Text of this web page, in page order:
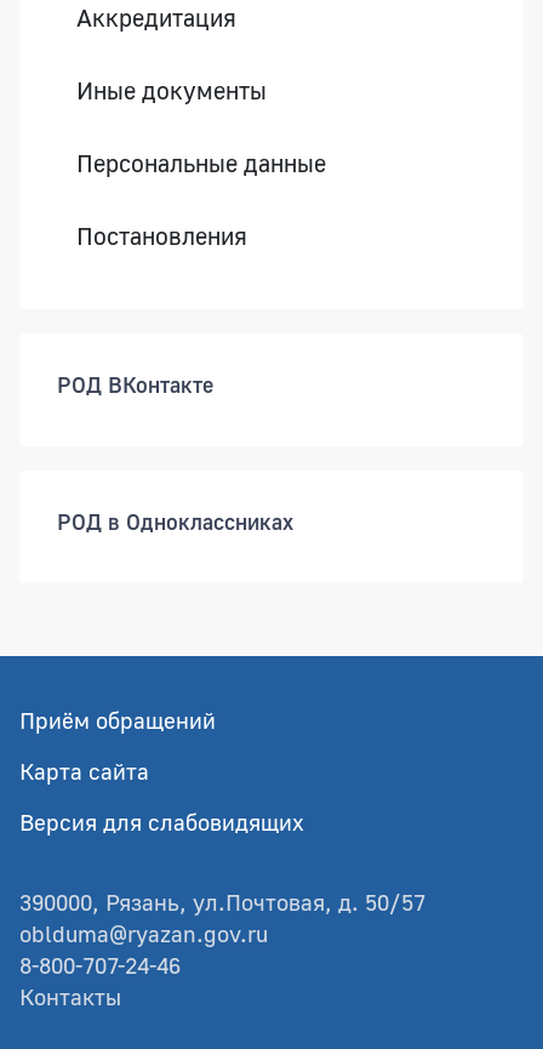
Аккредитация
Иные документы
Персональные данные
Постановления
РОД ВКонтакте
РОД в Одноклассниках
Приём обращений
Карта сайта
Версия для слабовидящих
390000, Рязань, ул.Почтовая, д. 50/57
oblduma@ryazan.gov.ru
8-800-707-24-46
Контакты